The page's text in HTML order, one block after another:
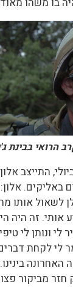
הרואי בבינת
באליקים.
לשאול אותו
אותי. זה היה
ונותן לי
לי לקחת
האחרונה
חזר מביקור